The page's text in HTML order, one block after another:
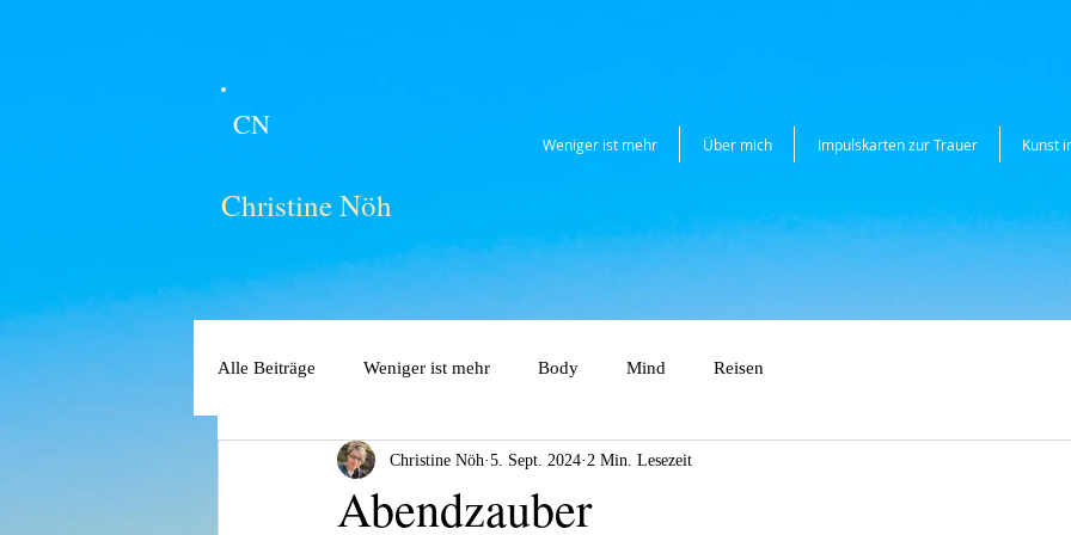
Weniger ist mehr Über mich Impulskarten zur Trauer Kunst
CN
Christine Nöh
Alle Beiträge Weniger ist mehr Body Mind Reisen
Abendzauber
Christine Nöh 5. Sept. 2024 2 Min. Lesezeit